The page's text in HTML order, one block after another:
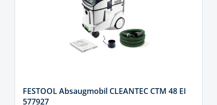
FESTOOL Absaugmobil CLEANTEC CTM 48 EI
577927